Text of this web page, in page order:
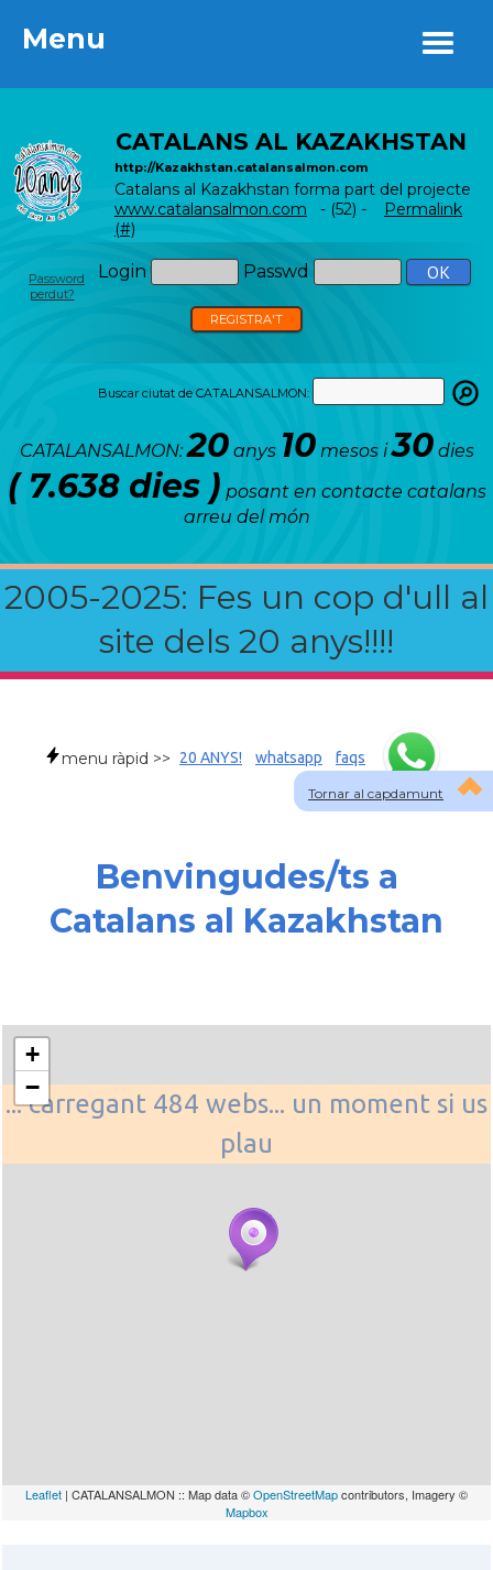
Menu
CATALANS AL KAZAKHSTAN
http://Kazakhstan.catalansalmon.com
Catalans al Kazakhstan forma part del projecte
www.catalansalmon.com - (52) -
Permalink
(#)
Login Passwd
Password
perdut?
REGISTRA'T
Buscar ciutat de CATALANSALMON:
CATALANSALMON:20anys 10mesos i30dies
( 7.638 dies ) posant en contacte catalans
arreu del món
2005-2025: Fes un cop d'ull al
site dels 20 anys!!!!
Menu
Tornar al capdamunt
menu ràpid >> 20 ANYS! whatsapp faqs
Benvingudes/ts a
Catalans al Kazakhstan
... carregant 484 webs... un moment si us
plau
+
−
Leaflet | CATALANSALMON :: Map data ©OpenStreetMapcontributors, Imagery ©
Mapbox